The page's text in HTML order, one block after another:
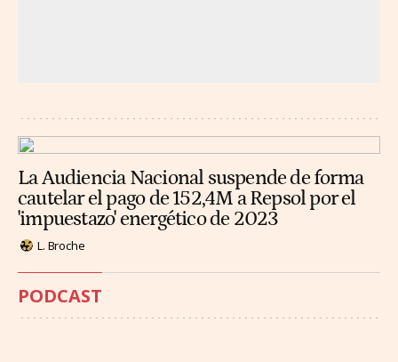
La Audiencia Nacional suspende de forma
cautelar el pago de 152,4M a Repsol por el
'impuestazo' energético de 2023
L. Broche
PODCAST